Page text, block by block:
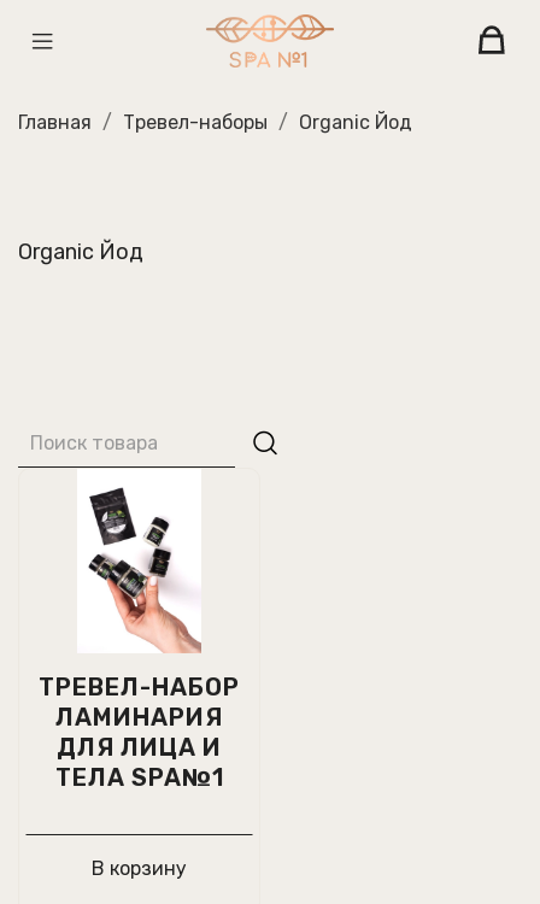
Главная Тревел-наборы Organic Йод
Organic Йод
ТРЕВЕЛ-НАБОР
ЛАМИНАРИЯ
ДЛЯ ЛИЦА И
ТЕЛА SPA№1
В корзину